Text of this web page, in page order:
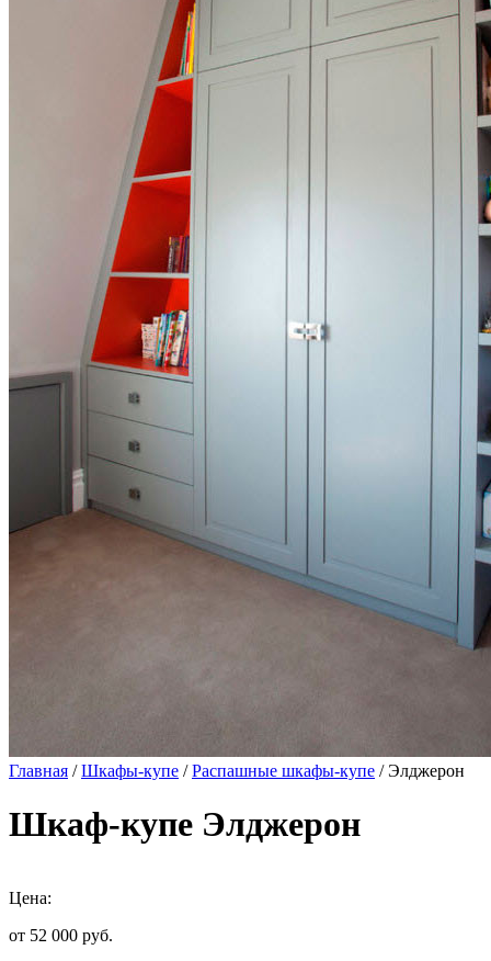
Главная /Шкафы-купе /Распашные шкафы-купе / Элджерон
Шкаф-купе Элджерон
Цена:
от 52 000 руб.